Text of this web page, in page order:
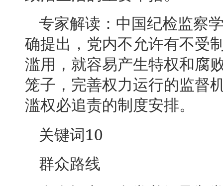
专家解读：中国纪检监察
确提出，党内不允许有不受
滥用，就容易产生特权和腐
笼子，完善权力运行的监督
滥权必追责的制度安排。
关键词 10
群众路线